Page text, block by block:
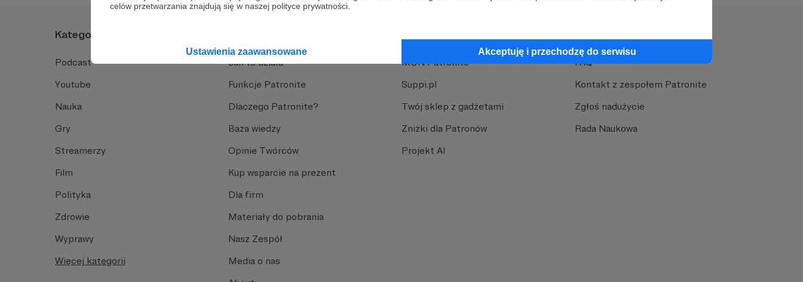
celów przetwarzania znajdują się w naszej polityce prywatności.
Ustawienia zaawansowane Akceptuję i przechodzę do serwisu
Kategorie
Podcast
Youtube
Nauka
Gry
Streamerzy
Film
Polityka
Zdrowie
Wyprawy
Więcej kategorii
Jak to działa
Funkcje Patronite
Dlaczego Patronite?
Baza wiedzy
Opinie Twórców
Kup wsparcie na prezent
Dla firm
Materiały do pobrania
Nasz Zespół
Media o nas
MCN Patronite
Suppi.pl
Twój sklep z gadżetami
Zniżki dla Patronów
Projekt AI
FAQ
Kontakt z zespołem Patronite
Zgłoś nadużycie
Rada Naukowa